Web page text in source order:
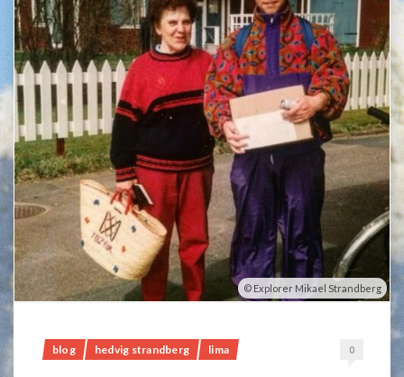
Explorer Mikael Strandberg
blog hedvig strandberg lima 0